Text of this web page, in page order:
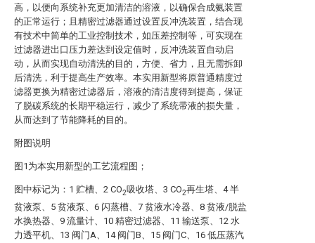
高，以便向系统补充更加清洁的溶液，以确保合成氨装置
的正常运行；且精密过滤器通过设置反冲洗装置，结合现
有技术中简单的工业控制技术，如压差控制等，可实现在
过滤器进出口压力差达到设定值时，反冲洗装置自动启
动，从而实现自动清洗的目的，方便、省力，且无需拆卸
后清洗，利于提高生产效率。本实用新型将原普通精度过
滤器更换为精密过滤器后，溶液的清洁度得到提高，保证
了脱碳系统的长期平稳运行，减少了系统带液的损失量，
从而达到了节能降耗的目的。
附图说明
图1为本实用新型的工艺流程图；
图中标记为：1 贮槽、2 CO2吸收塔、3 CO2再生塔、4 半
贫液泵、5 贫液泵、6 闪蒸槽、7 贫液水冷器、8 贫液/脱盐
水换热器、9 流量计、10 精密过滤器、11 输送泵、12 水
力透平机、13 阀门A、14 阀门B、15 阀门C、16 低压蒸汽